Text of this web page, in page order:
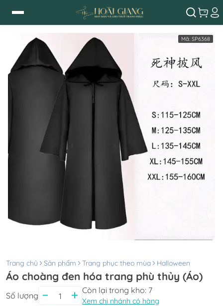
Mã: SP6368
Trang chủ Sản phẩm Trang phục theo mùa Halloween
Áo choàng đen hóa trang phù thủy (Áo)
Số lượng
Còn lại trong kho: 7
Xem chi nhánh có hàng